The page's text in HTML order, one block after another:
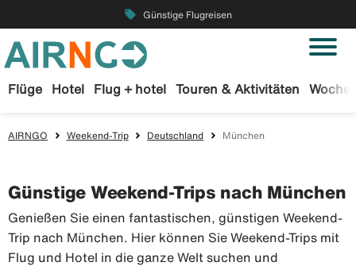
local_offer Günstige Flugreisen
Flüge Hotel Flug + hotel Touren & Aktivitäten
AIRNGO Weekend-Trip Deutschland München
Günstige Weekend-Trips nach München
Genießen Sie einen fantastischen, günstigen Weekend-
Trip nach München. Hier können Sie Weekend-Trips mit
Flug und Hotel in die ganze Welt suchen und